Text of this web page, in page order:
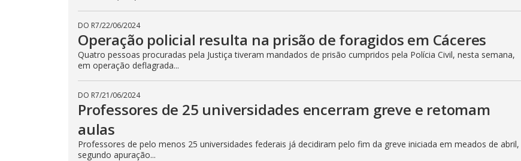
DO R7/22/06/2024
Operação policial resulta na prisão de foragidos em Cáceres
Quatro pessoas procuradas pela Justiça tiveram mandados de prisão cumpridos pela Polícia Civil, nesta semana,
em operação deflagrada...
DO R7/21/06/2024
Professores de 25 universidades encerram greve e retomam
aulas
Professores de pelo menos 25 universidades federais já decidiram pelo fim da greve iniciada em meados de abril,
segundo apuração...